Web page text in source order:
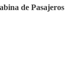
de Pasajeros